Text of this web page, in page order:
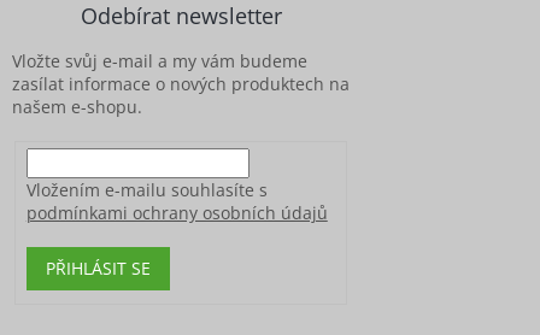
Odebírat newsletter
Vložte svůj e-mail a my vám budeme
zasílat informace o nových produktech na
našem e-shopu.
Vložením e-mailu souhlasíte s
podmínkami ochrany osobních údajů
PŘIHLÁSIT SE